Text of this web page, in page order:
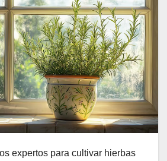
expertos para cultivar hierbas